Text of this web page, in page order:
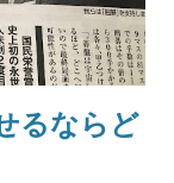
るならど